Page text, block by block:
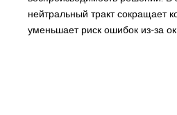
нейтральный тракт сокращает
уменьшает риск ошибок из-за